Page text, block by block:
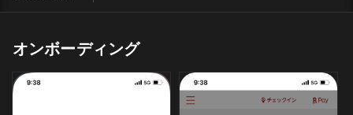
オンボーディング